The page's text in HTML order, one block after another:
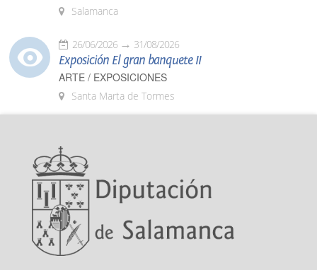
Salamanca
26/06/2026 31/08/2026
Exposición El gran banquete II
ARTE / EXPOSICIONES
Santa Marta de Tormes